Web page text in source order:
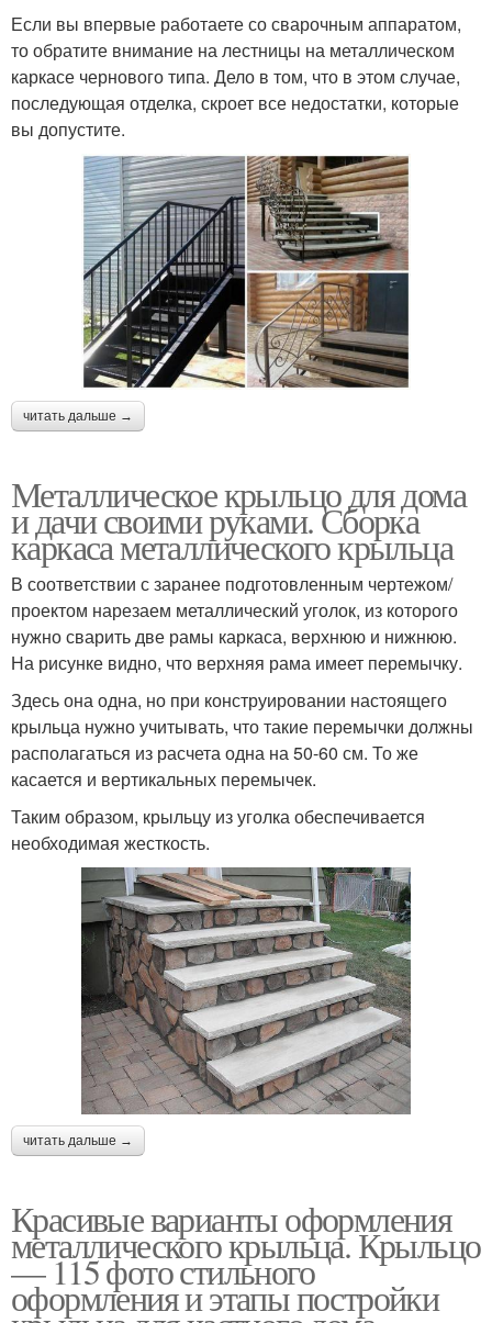
Если вы впервые работаете со сварочным аппаратом,
то обратите внимание на лестницы на металлическом
каркасе чернового типа. Дело в том, что в этом случае,
последующая отделка, скроет все недостатки, которые
вы допустите.
читать дальше →
Металлическое крыльцо для дома
и дачи своими руками. Сборка
каркаса металлического крыльца
В соответствии с заранее подготовленным чертежом/
проектом нарезаем металлический уголок, из которого
нужно сварить две рамы каркаса, верхнюю и нижнюю.
На рисунке видно, что верхняя рама имеет перемычку.
Здесь она одна, но при конструировании настоящего
крыльца нужно учитывать, что такие перемычки должны
располагаться из расчета одна на 50-60 см. То же
касается и вертикальных перемычек.
Таким образом, крыльцу из уголка обеспечивается
необходимая жесткость.
читать дальше →
Красивые варианты оформления
металлического крыльца. Крыльцо
— 115 фото стильного
оформления и этапы постройки